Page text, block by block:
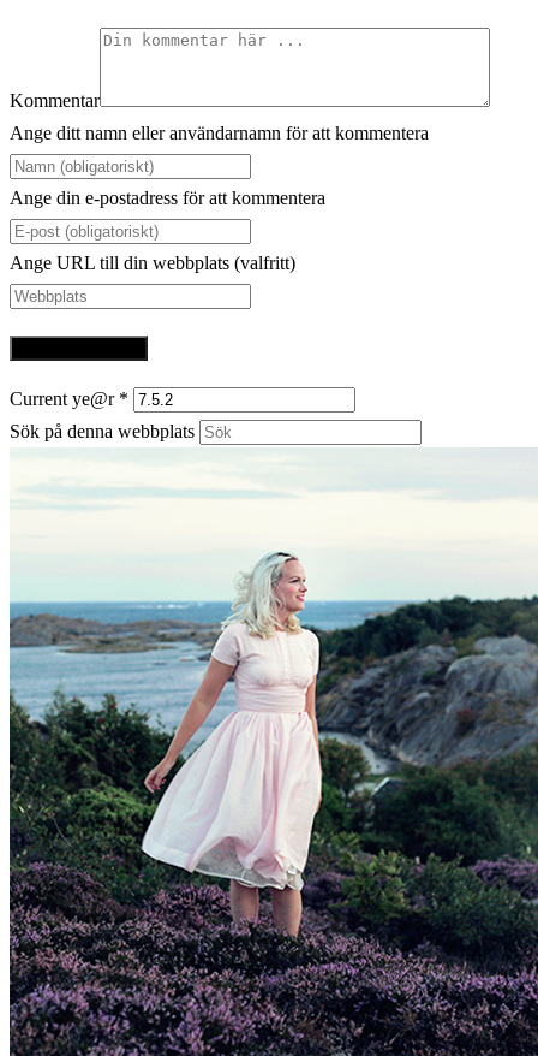
Kommentar
Ange ditt namn eller användarnamn för att kommentera
Ange din e-postadress för att kommentera
Ange URL till din webbplats (valfritt)
Current ye@r *
Sök på denna webbplats